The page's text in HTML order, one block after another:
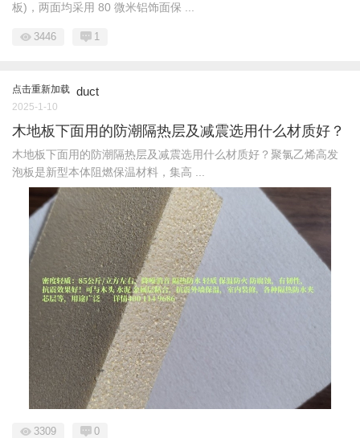
板)，两面均采用 80 微米铝饰面保 ...
3446 1
点击重新加载 duct
2025-1-10
木地板下面用的防潮隔热层及减震选用什么材质好？
木地板下面用的防潮隔热层及减震选用什么材质好？聚氯乙烯高发
泡板是新型本体阻燃保温材料，集高 ...
3309 0